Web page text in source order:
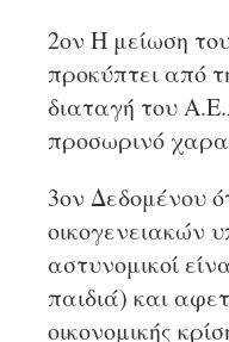
2ον Η μείωση
προκύπτει από
διαταγή του
προσωρινό
3ον Δεδομένου
οικογενειακών
αστυνομικοί
παιδιά) και
οικονομικής